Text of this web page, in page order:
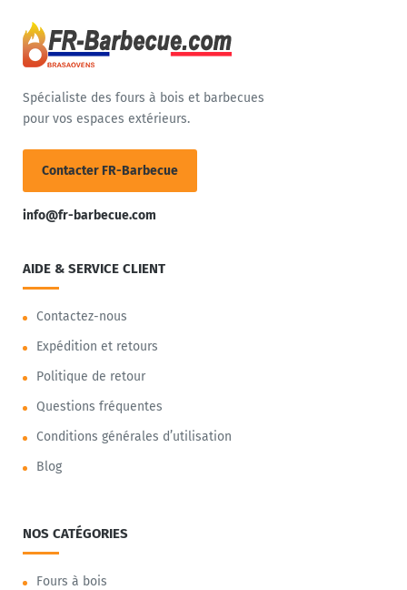
Spécialiste des fours à bois et barbecues
pour vos espaces extérieurs.
Contacter FR-Barbecue
info@fr-barbecue.com
AIDE & SERVICE CLIENT
Contactez-nous
Expédition et retours
Politique de retour
Questions fréquentes
Conditions générales d’utilisation
Blog
NOS CATÉGORIES
Fours à bois